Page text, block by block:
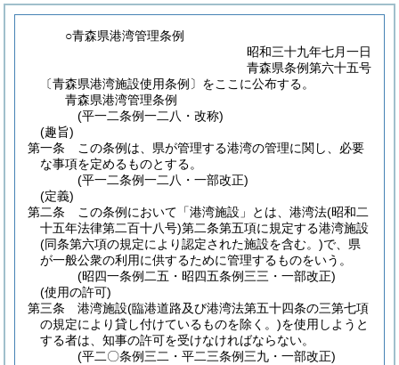
○青森県港湾管理条例
昭和三十九年七月一日
青森県条例第六十五号
〔青森県港湾施設使用条例〕をここに公布する。
青森県港湾管理条例
(平一二条例一二八・改称)
(趣旨)
第一条
この条例は、県が管理する港湾の管理に関し、必要
な事項を定めるものとする。
(平一二条例一二八・一部改正)
(定義)
第二条
この条例において「港湾施設」とは、港湾法(昭和二
十五年法律第二百十八号)第二条第五項に規定する港湾施設
(同条第六項の規定により認定された施設を含む。)で、県
が一般公衆の利用に供するために管理するものをいう。
(昭四一条例二五・昭四五条例三三・一部改正)
(使用の許可)
第三条
港湾施設(臨港道路及び港湾法第五十四条の三第七項
の規定により貸し付けているものを除く。)を使用しようと
する者は、知事の許可を受けなければならない。
(平二〇条例三二・平二三条例三九・一部改正)